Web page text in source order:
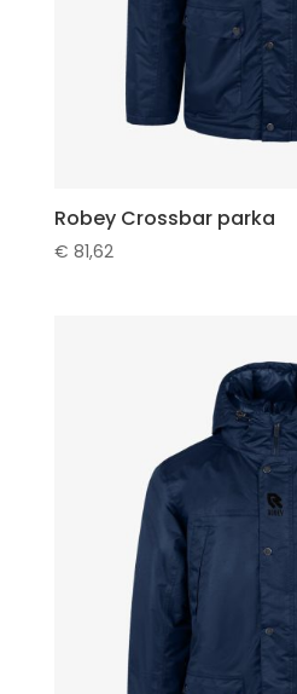
Robey Crossbar parka
€ 81,62